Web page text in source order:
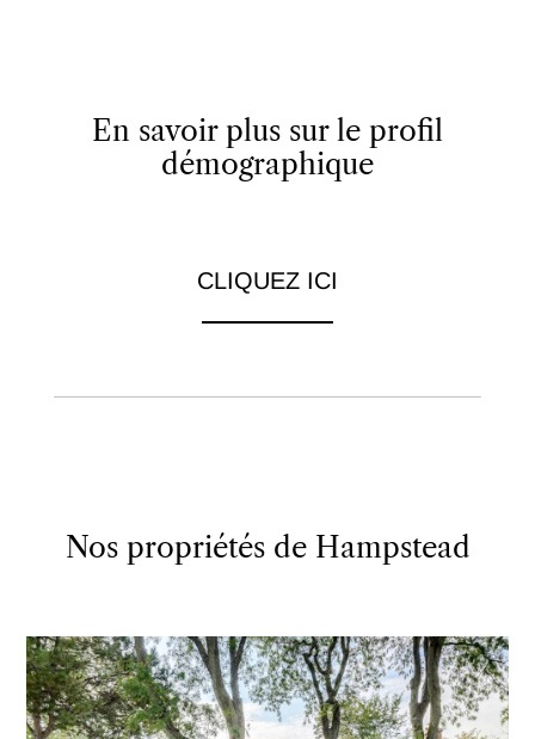
En savoir plus sur le profil
démographique
CLIQUEZ ICI
Nos propriétés de Hampstead